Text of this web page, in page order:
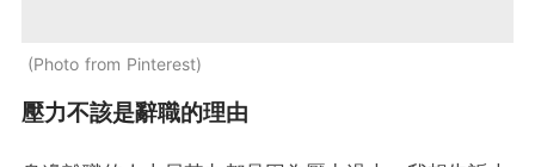
Photo from Pinterest
壓力不該是辭職的理由